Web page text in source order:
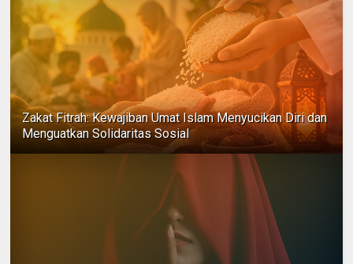
Zakat Fitrah: Kewajiban Umat Islam Menyucikan Diri dan
Menguatkan Solidaritas Sosial